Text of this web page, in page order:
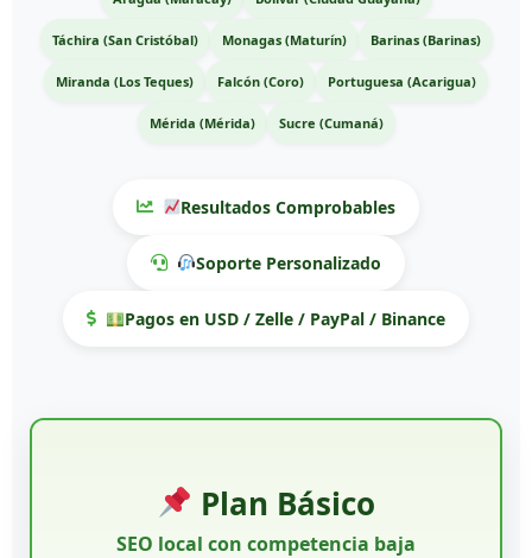
Táchira (San Cristóbal) Monagas (Maturín) Barinas (Barinas)
Miranda (Los Teques) Falcón (Coro) Portuguesa (Acarigua)
Mérida (Mérida) Sucre (Cumaná)
Resultados Comprobables
Soporte Personalizado
Pagos en USD / Zelle / PayPal / Binance
Plan Básico
SEO local con competencia baja